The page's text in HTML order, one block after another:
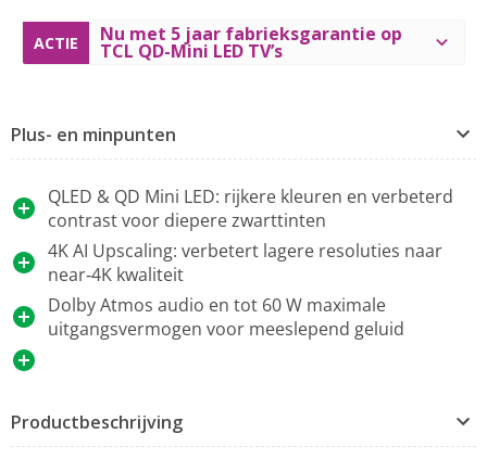
ACTIE Nu met 5 jaar fabrieksgarantie op
TCL QD-Mini LED TV’s
Plus- en minpunten
QLED & QD Mini LED: rijkere kleuren en verbeterd
contrast voor diepere zwarttinten
4K AI Upscaling: verbetert lagere resoluties naar
near‑4K kwaliteit
Dolby Atmos audio en tot 60 W maximale
uitgangsvermogen voor meeslepend geluid
Productbeschrijving